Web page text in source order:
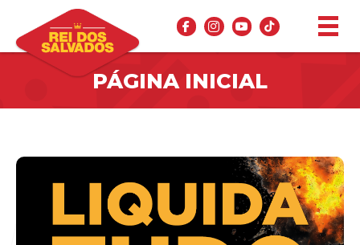
PÁGINA INICIAL